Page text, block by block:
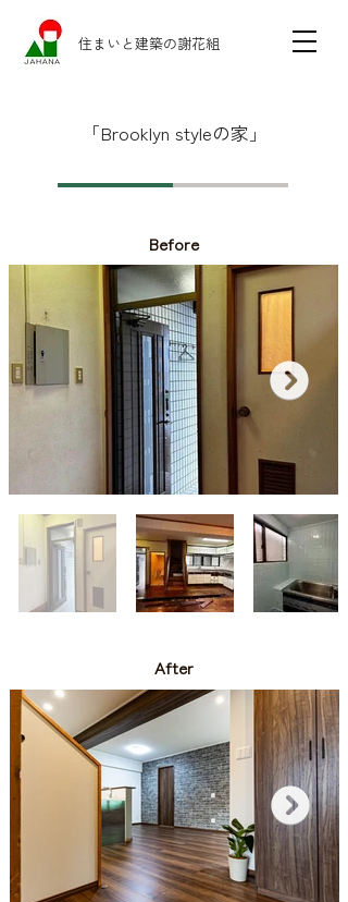
住まいと建築の謝花組
「Brooklyn styleの家」
Before
After